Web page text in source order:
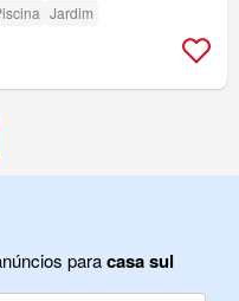
Jardim
paracasa sul